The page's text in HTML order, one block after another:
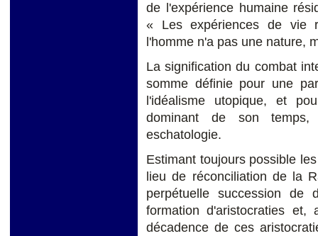
de l'expérience humaine
« Les expériences de vie
l'homme n'a pas une nature,
La signification du combat
somme définie pour une
l'idéalisme utopique, et
dominant de son
eschatologie.
Estimant toujours possible
lieu de réconciliation de la
perpétuelle succession de
formation d'aristocraties
décadence de ces